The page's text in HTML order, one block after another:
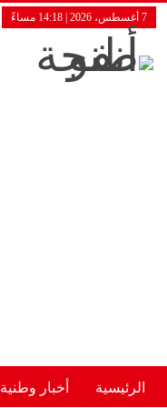
7 أغسطس، 2026 | 14:18 مساءً
الرئيسية أخبار وطنية